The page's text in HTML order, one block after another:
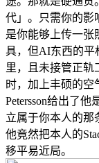
代」。只需你的影
是你能够上传一张
具，但AI东西的平
里，且未接管正轨
时，加上丰硕的空
Petersson给出了
立属于你本人的那
他竟然把本人的
移平易近局。